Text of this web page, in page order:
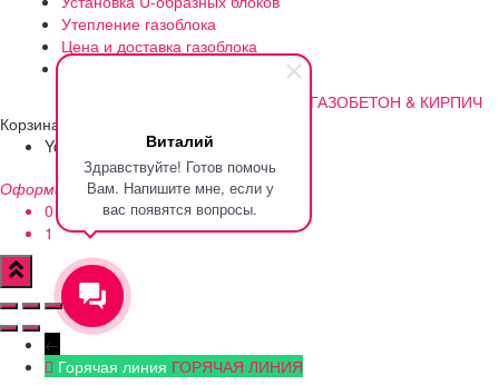
Виталий
Здравствуйте! Готов помочь
Вам. Напишите мне, если у
вас появятся вопросы.
Утепление газоблока
Цена и доставка газоблока
Чем же отличается B2.5 от B2?
ГАЗОБЕТОН & КИРПИЧ
Корзина
Your cart is empty!Return to shop
Оформить заказ - 0.0 ₽
0
1
←
Горячая линия ГОРЯЧАЯ ЛИНИЯ